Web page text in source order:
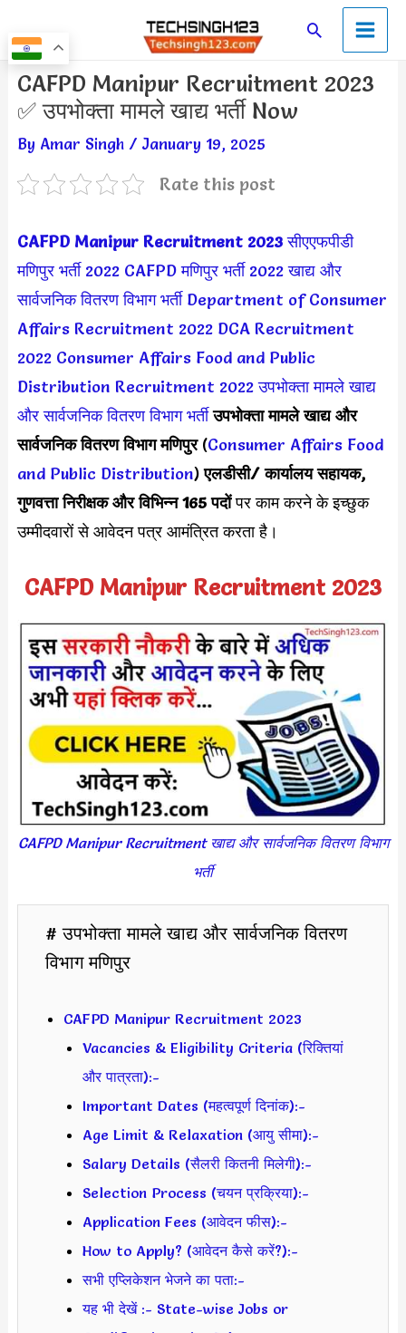
to
content
SearchMain
Menu
CAFPD Manipur Recruitment 2023
✅ उपभोक्ता मामले खाद्य भर्ती Now
By Amar Singh / January 19, 2025
Rate this post
CAFPD Manipur Recruitment 2023 सीएएफपीडी
मणिपुर भर्ती 2022 CAFPD मणिपुर भर्ती 2022 खाद्य और
सार्वजनिक वितरण विभाग भर्ती Department of Consumer
Affairs Recruitment 2022 DCA Recruitment
2022 Consumer Affairs Food and Public
Distribution Recruitment 2022 उपभोक्ता मामले खाद्य
और सार्वजनिक वितरण विभाग भर्ती उपभोक्ता मामले खाद्य और
सार्वजनिक वितरण विभाग मणिपुर(Consumer Affairs Food
and Public Distribution)एलडीसी/ कार्यालय सहायक,
गुणवत्ता निरीक्षक और विभिन्न 165 पदोंपर काम करने के इच्छुक
उम्मीदवारों से आवेदन पत्र आमंत्रित करता है।
CAFPD Manipur Recruitment 2023
CAFPD Manipur Recruitment खाद्य और सार्वजनिक वितरण विभाग
भर्ती
# उपभोक्ता मामले खाद्य और सार्वजनिक वितरण
विभाग मणिपुर
CAFPD Manipur Recruitment 2023
Vacancies & Eligibility Criteria (रिक्तियां
और पात्रता):-
Important Dates (महत्वपूर्ण दिनांक):-
Age Limit & Relaxation (आयु सीमा):-
Salary Details (सैलरी कितनी मिलेगी):-
Selection Process (चयन प्रक्रिया):-
Application Fees (आवेदन फीस):-
How to Apply? (आवेदन कैसे करें?):-
सभी एप्लिकेशन भेजने का पता:-
यह भी देखें :- State-wise Jobs or
Post
navigation